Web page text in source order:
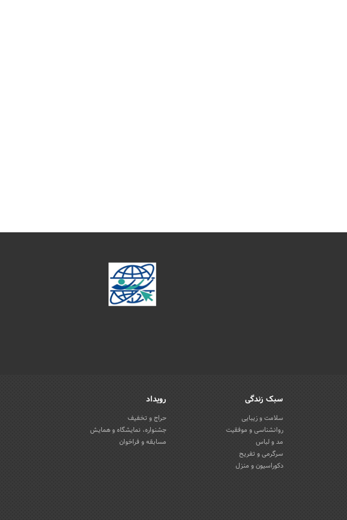
سبک زندگی
سلامت و زیبایی
روانشناسی و موفقیت
مد و لباس
سرگرمی و تفریح
دکوراسیون و منزل
رویداد
حراج و تخفیف
جشنواره، نمایشگاه و همایش
مسابقه و فراخوان